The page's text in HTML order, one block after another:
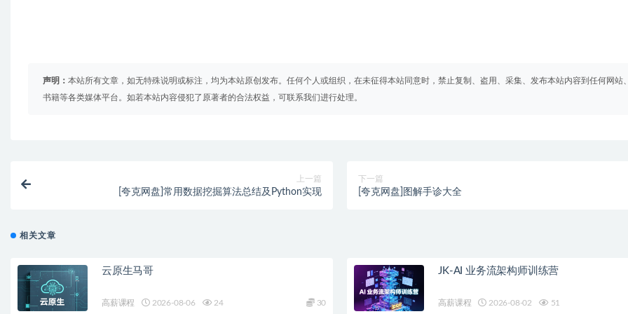
声明： 本站所有文章，如无特殊说明或标注，均为本站原创发布。任何个人或组织，在未征得本站同意时，禁止复制、盗用、采集、发布本站内容到任何网站
书籍等各类媒体平台。如若本站内容侵犯了原著者的合法权益，可联系我们进行处理。
上一篇
[夸克网盘]常用数据挖掘算法总结及Python实现
下一篇
[夸克网盘]图解手诊大全
相关文章
云原生马哥
高薪课程 2026-08-06 24 30
JK-AI 业务流架构师训练营
高薪课程 2026-08-02 51